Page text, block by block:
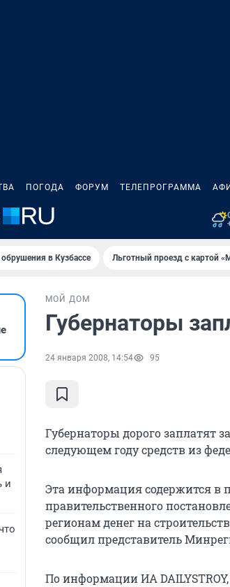
ПОГОДА ФОРУМ ТЕЛЕПРОГРАММА
в Кузбассе Льготный проезд с картой
и
МОЙ ДОМ
Губернаторы
24 января 2008, 14:54 95
Губернаторы дорого заплатят
следующем году средств из
Эта информация содержится в
правительственного
регионам денег на
сообщил представитель
По информации ИА